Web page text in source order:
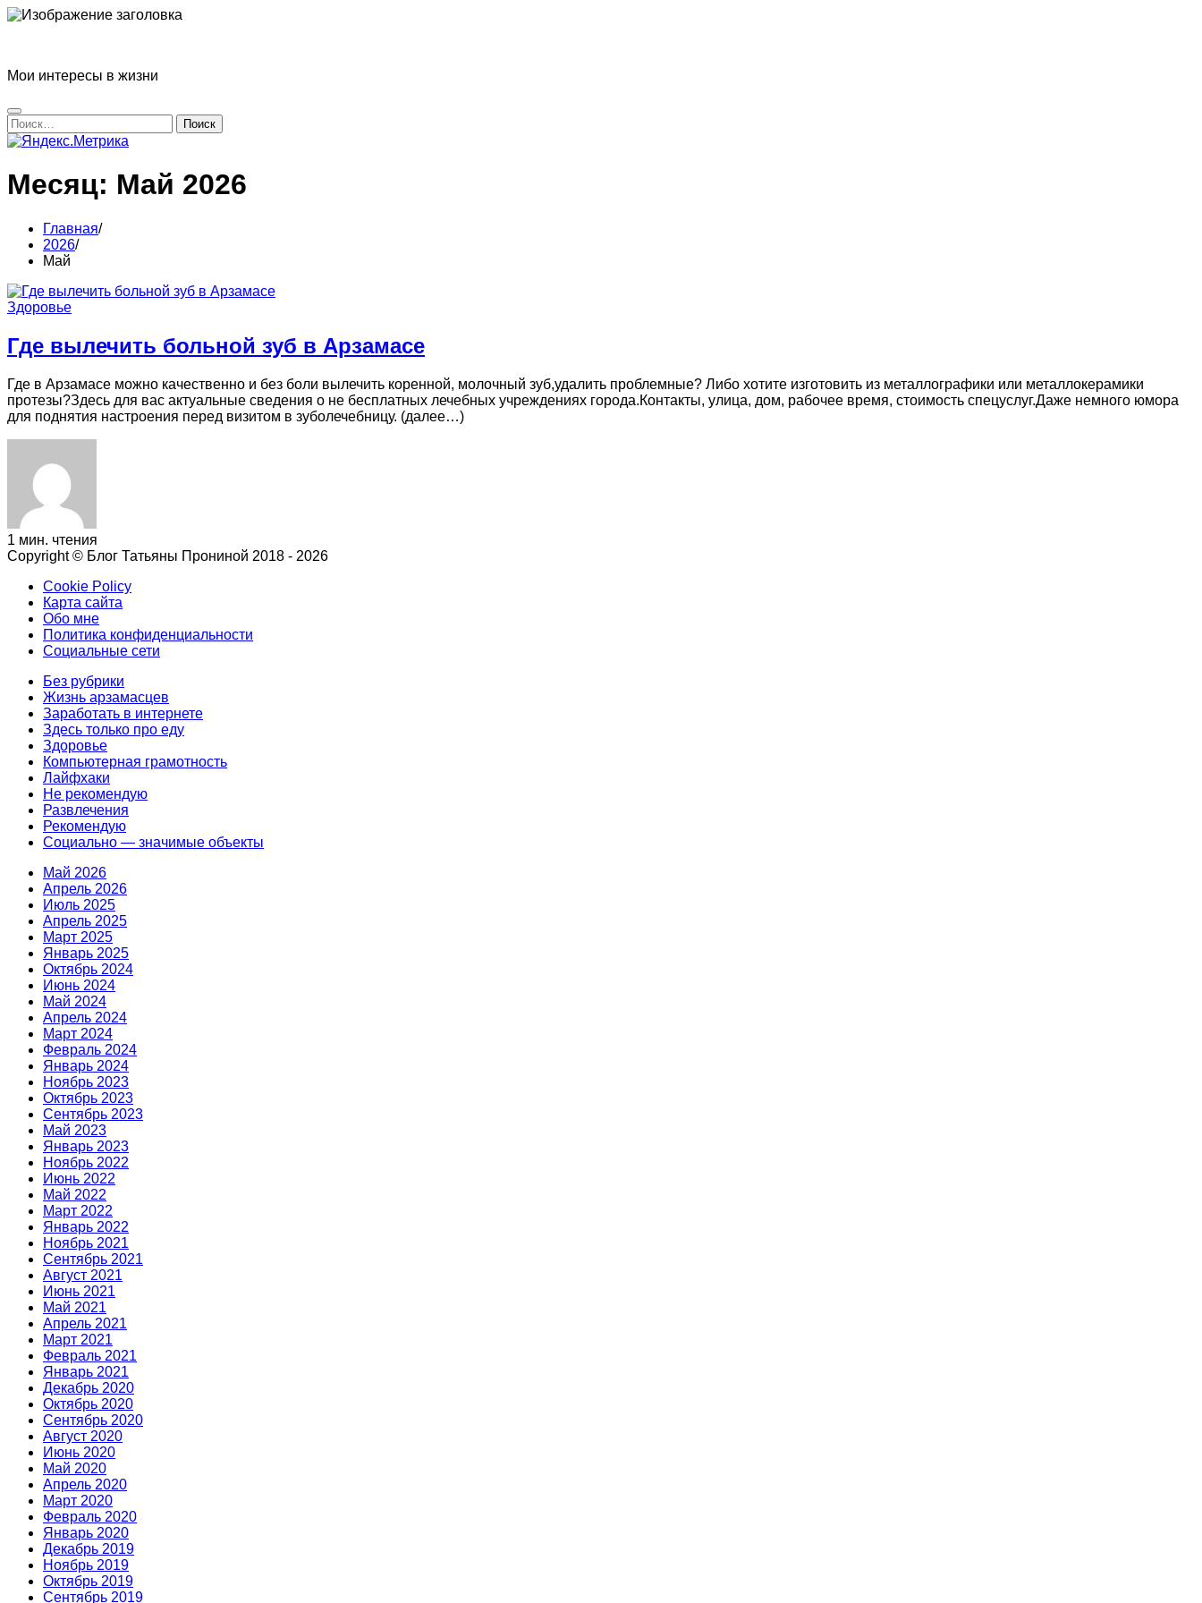
Перейти
Мои интересы в жизни
Найти:
Месяц: Май 2026
Главная
2026
Май
Здоровье
Где вылечить больной зуб в Арзамасе
Где в Арзамасе можно качественно и без боли вылечить коренной, молочный зуб,удалить проблемные? Либо хотите изготовить из металлографики или металлокерамики
протезы?Здесь для вас актуальные сведения о не бесплатных лечебных учреждениях города.Контакты, улица, дом, рабочее время, стоимость спецуслуг.Даже немного юмора
для поднятия настроения перед визитом в зуболечебницу. (далее…)
1 мин. чтения
Copyright © Блог Татьяны Прониной 2018 - 2026
Cookie Policy
Карта сайта
Обо мне
Политика конфиденциальности
Социальные сети
Без рубрики
Жизнь арзамасцев
Заработать в интернете
Здесь только про еду
Здоровье
Компьютерная грамотность
Лайфxаки
Не рекомендую
Развлечения
Рекомендую
Социально — значимые объекты
Май 2026
Апрель 2026
Июль 2025
Апрель 2025
Март 2025
Январь 2025
Октябрь 2024
Июнь 2024
Май 2024
Апрель 2024
Март 2024
Февраль 2024
Январь 2024
Ноябрь 2023
Октябрь 2023
Сентябрь 2023
Май 2023
Январь 2023
Ноябрь 2022
Июнь 2022
Май 2022
Март 2022
Январь 2022
Ноябрь 2021
Сентябрь 2021
Август 2021
Июнь 2021
Май 2021
Апрель 2021
Март 2021
Февраль 2021
Январь 2021
Декабрь 2020
Октябрь 2020
Сентябрь 2020
Август 2020
Июнь 2020
Май 2020
Апрель 2020
Март 2020
Февраль 2020
Январь 2020
Декабрь 2019
Ноябрь 2019
Октябрь 2019
Сентябрь 2019